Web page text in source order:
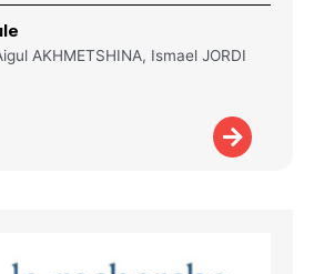
AKHMETSHINA, Ismael JORDI